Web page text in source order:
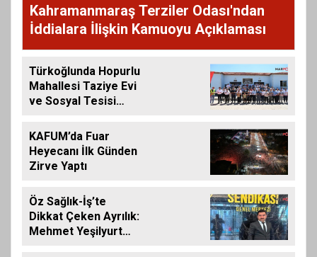
Kahramanmaraş Terziler Odası'ndan
İddialara İlişkin Kamuoyu Açıklaması
Türkoğlunda Hopurlu
Mahallesi Taziye Evi
ve Sosyal Tesisi
KAFUM’da Fuar
Heyecanı İlk Günden
Zirve Yaptı
Öz Sağlık-İş’te
Dikkat Çeken Ayrılık:
Mehmet Yeşilyurt